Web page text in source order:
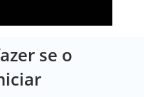
se o